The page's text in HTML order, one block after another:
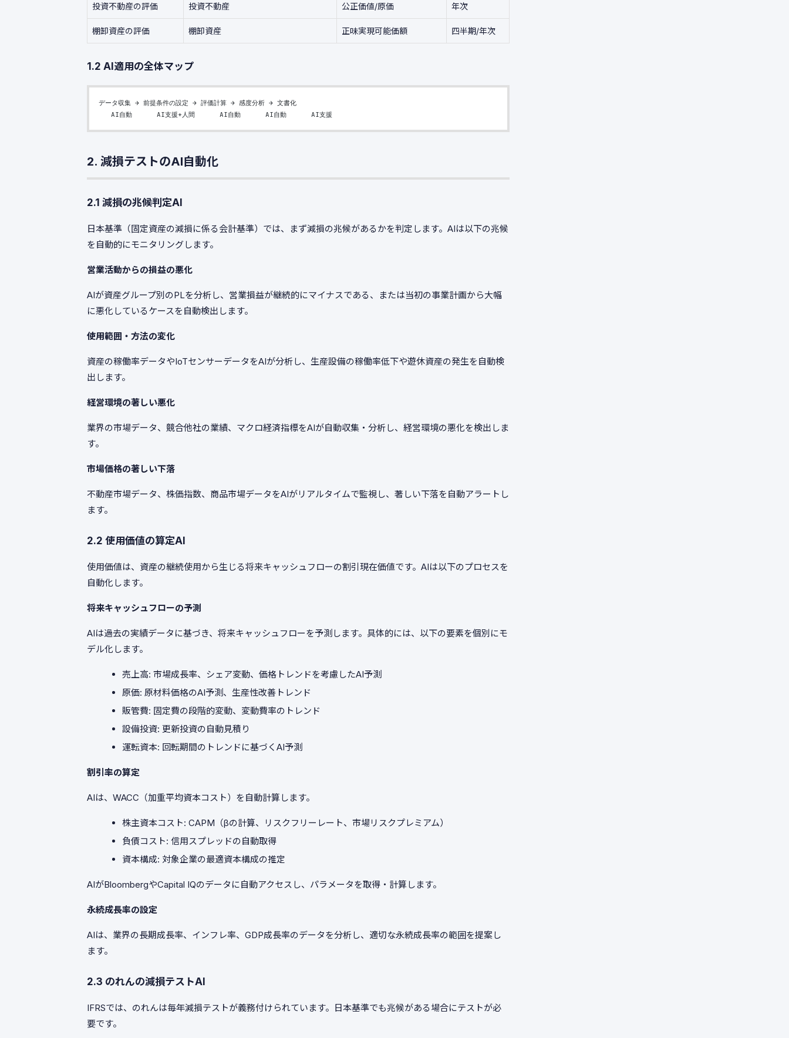
投資不動産の評価 投資不動産 公正価値/原価 年次
棚卸資産の評価 棚卸資産 正味実現可能価額 四半期/年次
1.2 AI適用の全体マップ
データ収集 → 前提条件の設定 → 評価計算 → 感度分析 → 文書化
   AI自動      AI支援+人間      AI自動      AI自動      AI支援
2. 減損テストのAI自動化
2.1 減損の兆候判定AI
日本基準（固定資産の減損に係る会計基準）では、まず減損の兆候があるかを判定します。AIは以下の兆候
を自動的にモニタリングします。
営業活動からの損益の悪化
AIが資産グループ別のPLを分析し、営業損益が継続的にマイナスである、または当初の事業計画から大幅
に悪化しているケースを自動検出します。
使用範囲・方法の変化
資産の稼働率データやIoTセンサーデータをAIが分析し、生産設備の稼働率低下や遊休資産の発生を自動検
出します。
経営環境の著しい悪化
業界の市場データ、競合他社の業績、マクロ経済指標をAIが自動収集・分析し、経営環境の悪化を検出しま
す。
市場価格の著しい下落
不動産市場データ、株価指数、商品市場データをAIがリアルタイムで監視し、著しい下落を自動アラートし
ます。
2.2 使用価値の算定AI
使用価値は、資産の継続使用から生じる将来キャッシュフローの割引現在価値です。AIは以下のプロセスを
自動化します。
将来キャッシュフローの予測
AIは過去の実績データに基づき、将来キャッシュフローを予測します。具体的には、以下の要素を個別にモ
デル化します。
売上高: 市場成長率、シェア変動、価格トレンドを考慮したAI予測
原価: 原材料価格のAI予測、生産性改善トレンド
販管費: 固定費の段階的変動、変動費率のトレンド
設備投資: 更新投資の自動見積り
運転資本: 回転期間のトレンドに基づくAI予測
割引率の算定
AIは、WACC（加重平均資本コスト）を自動計算します。
株主資本コスト: CAPM（βの計算、リスクフリーレート、市場リスクプレミアム）
負債コスト: 信用スプレッドの自動取得
資本構成: 対象企業の最適資本構成の推定
AIがBloombergやCapital IQのデータに自動アクセスし、パラメータを取得・計算します。
永続成長率の設定
AIは、業界の長期成長率、インフレ率、GDP成長率のデータを分析し、適切な永続成長率の範囲を提案し
ます。
2.3 のれんの減損テストAI
IFRSでは、のれんは毎年減損テストが義務付けられています。日本基準でも兆候がある場合にテストが必
要です。